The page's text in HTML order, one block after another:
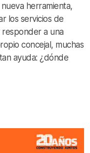
herramienta,
los servicios de
responder a una
concejal, muchas
ayuda: ¿dónde